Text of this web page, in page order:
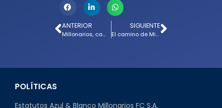
ANTERIOR
Millonarios, campeón del Torneo Mujeres, Fútbol y Flores
SIGUIENTE
El camino de Millonarios FC en el Torneo Mujeres, Fútbol y Flores
POLÍTICAS
Estatutos Azul & Blanco Millonarios FC S.A.